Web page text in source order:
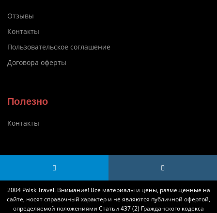
Отзывы
Контакты
Пользовательское соглашение
Договора оферты
Полезно
Контакты
2004 Poisk Travel. Внимание! Все материалы и цены, размещенные на
сайте, носят справочный характер и не являются публичной офертой,
определяемой положениями Статьи 437 (2) Гражданского кодекса